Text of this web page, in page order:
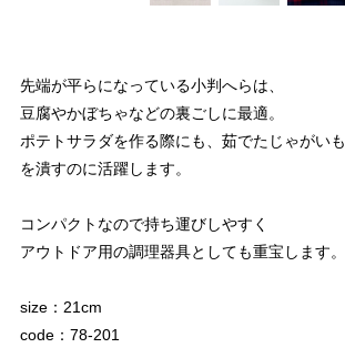
先端が平らになっている小判へらは、
豆腐やかぼちゃなどの裏ごしに最適。
ポテトサラダを作る際にも、茹でたじゃがいも
を潰すのに活躍します。
コンパクトなので持ち運びしやすく
アウトドア用の調理器具としても重宝します。
size：21cm
code：78-201